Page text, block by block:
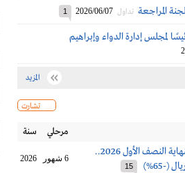
المراجعة تداول 2026/06/07
1
لمجلس إدارة الدواء وإبراهيم
المزيد
تشارت
مرحلي سنة
أرباح الدواء 52.5 مليون ريال بنهاية النصف الأول 2026..
15
6 شهور 2026